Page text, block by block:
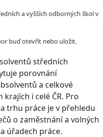
a vyšších odborných škol v
buď otevřít nebo uložit.
středních
porovnání
a celkové
i celé ČR. Pro
trhu práce je v přehledu
o zaměstnání a volných
úřadech práce.